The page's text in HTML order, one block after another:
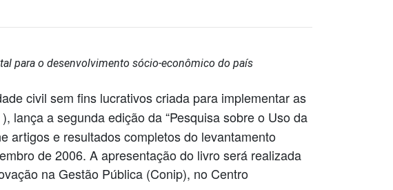
para o desenvolvimento sócio-econômico do país
civil sem fins lucrativos criada para implementar as
), lança a segunda edição da “Pesquisa sobre o Uso da
artigos e resultados completos do levantamento
de 2006. A apresentação do livro será realizada
na Gestão Pública (Conip), no Centro